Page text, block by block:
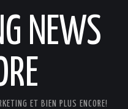
NEWS
ET BIEN PLUS ENCORE!